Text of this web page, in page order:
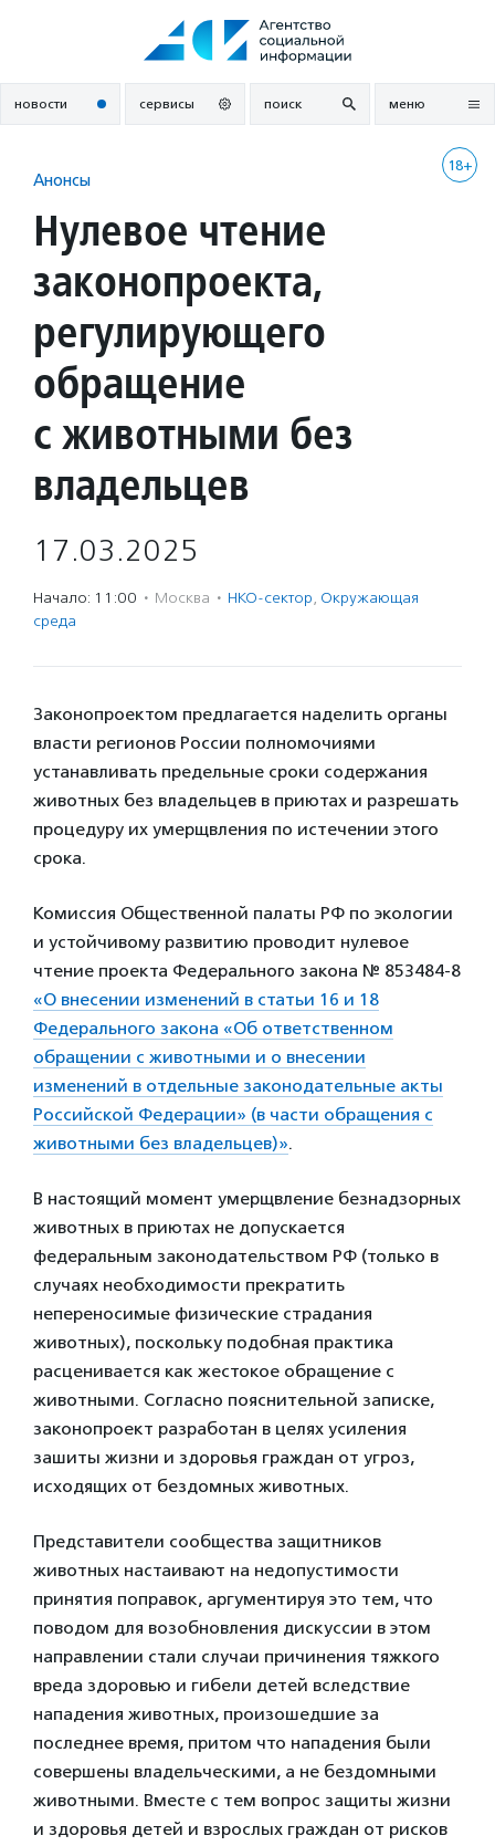
новости сервисы поиск меню
18+
Анонсы
Нулевое чтение
законопроекта,
регулирующего
обращение
с животными без
владельцев
17.03.2025
Начало: 11:00 · Москва · НКО-сектор, Окружающая
среда
Законопроектом предлагается наделить органы
власти регионов России полномочиями
устанавливать предельные сроки содержания
животных без владельцев в приютах и разрешать
процедуру их умерщвления по истечении этого
срока.
Комиссия Общественной палаты РФ по экологии
и устойчивому развитию проводит нулевое
чтение проекта Федерального закона № 853484-8
«О внесении изменений в статьи 16 и 18
Федерального закона «Об ответственном
обращении с животными и о внесении
изменений в отдельные законодательные акты
Российской Федерации» (в части обращения с
животными без владельцев)».
В настоящий момент умерщвление безнадзорных
животных в приютах не допускается
федеральным законодательством РФ (только в
случаях необходимости прекратить
непереносимые физические страдания
животных), поскольку подобная практика
расценивается как жестокое обращение с
животными. Согласно пояснительной записке,
законопроект разработан в целях усиления
зашиты жизни и здоровья граждан от угроз,
исходящих от бездомных животных.
Представители сообщества защитников
животных настаивают на недопустимости
принятия поправок, аргументируя это тем, что
поводом для возобновления дискуссии в этом
направлении стали случаи причинения тяжкого
вреда здоровью и гибели детей вследствие
нападения животных, произошедшие за
последнее время, притом что нападения были
совершены владельческими, а не бездомными
животными. Вместе с тем вопрос защиты жизни
и здоровья детей и взрослых граждан от рисков